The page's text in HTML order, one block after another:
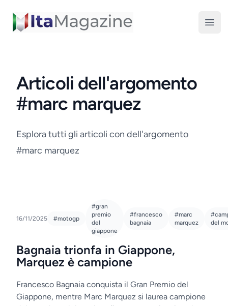
ItaMagazine
Articoli dell'argomento
#marc marquez
Esplora tutti gli articoli con dell'argomento
#marc marquez
16/11/2025 #motogp
#gran
premio
del
giappone
#francesco
bagnaia
#marc
marquez
del
Bagnaia trionfa in Giappone,
Marquez è campione
Francesco Bagnaia conquista il Gran Premio del
Giappone, mentre Marc Marquez si laurea campione